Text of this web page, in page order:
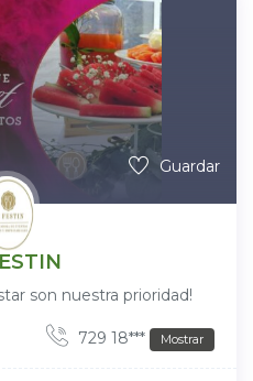
Guardar
son nuestra prioridad!
729 18*** Mostrar